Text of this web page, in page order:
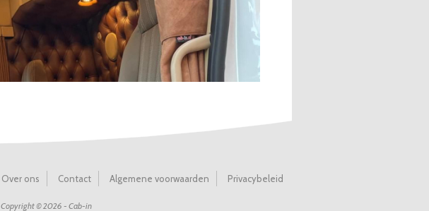
Over ons Contact Algemene voorwaarden Privacybeleid
Copyright © 2026 - Cab-in